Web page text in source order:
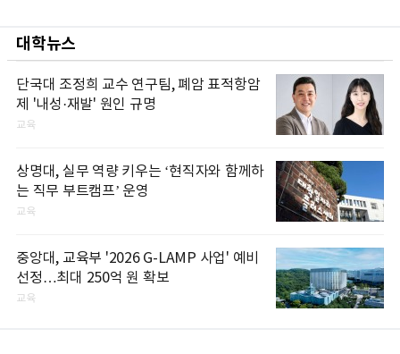
대학뉴스
단국대 조정희 교수 연구팀, 폐암 표적항암
제 '내성·재발' 원인 규명
교육
상명대, 실무 역량 키우는 ‘현직자와 함께하
는 직무 부트캠프’ 운영
교육
중앙대, 교육부 '2026 G-LAMP 사업' 예비
선정…최대 250억 원 확보
교육